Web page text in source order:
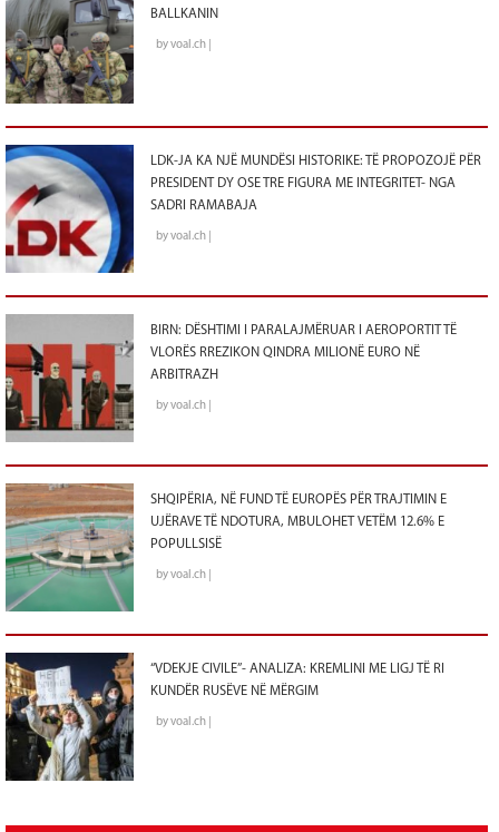
BALLKANIN
by voal.ch |
LDK-JA KA NJË MUNDËSI HISTORIKE: TË PROPOZOJË PËR
PRESIDENT DY OSE TRE FIGURA ME INTEGRITET- NGA
SADRI RAMABAJA
by voal.ch |
BIRN: DËSHTIMI I PARALAJMËRUAR I AEROPORTIT TË
VLORËS RREZIKON QINDRA MILIONË EURO NË
ARBITRAZH
by voal.ch |
SHQIPËRIA, NË FUND TË EUROPËS PËR TRAJTIMIN E
UJËRAVE TË NDOTURA, MBULOHET VETËM 12.6% E
POPULLSISË
by voal.ch |
“VDEKJE CIVILE”- ANALIZA: KREMLINI ME LIGJ TË RI
KUNDËR RUSËVE NË MËRGIM
by voal.ch |